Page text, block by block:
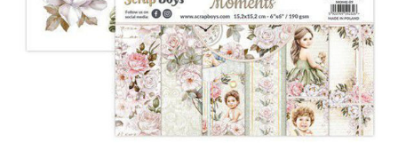
Stompkaarsen
Magic
Personen
Alcohol ink
Gummiapan
Lavinia Stamps
CraftEmotions
Inspiratie
Art Journal 2025
Kaarten 2025